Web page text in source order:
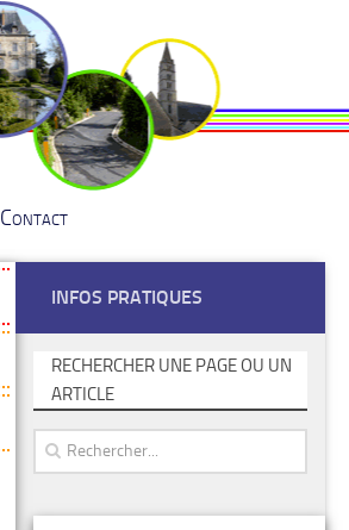
Contact
INFOS PRATIQUES
RECHERCHER UNE PAGE OU UN
ARTICLE